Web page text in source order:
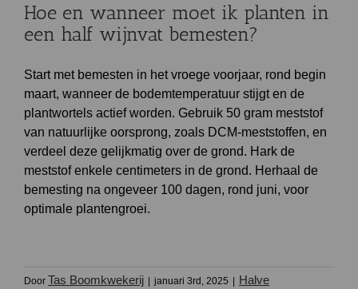
Tuinthema’s
Hoe en wanneer moet ik planten in
een half wijnvat bemesten?
Start met bemesten in het vroege voorjaar, rond begin
maart, wanneer de bodemtemperatuur stijgt en de
plantwortels actief worden. Gebruik 50 gram meststof
van natuurlijke oorsprong, zoals DCM-meststoffen, en
verdeel deze gelijkmatig over de grond. Hark de
meststof enkele centimeters in de grond. Herhaal de
bemesting na ongeveer 100 dagen, rond juni, voor
optimale plantengroei.
Door Tas Boomkwekerij januari 3rd, 2025
Halve